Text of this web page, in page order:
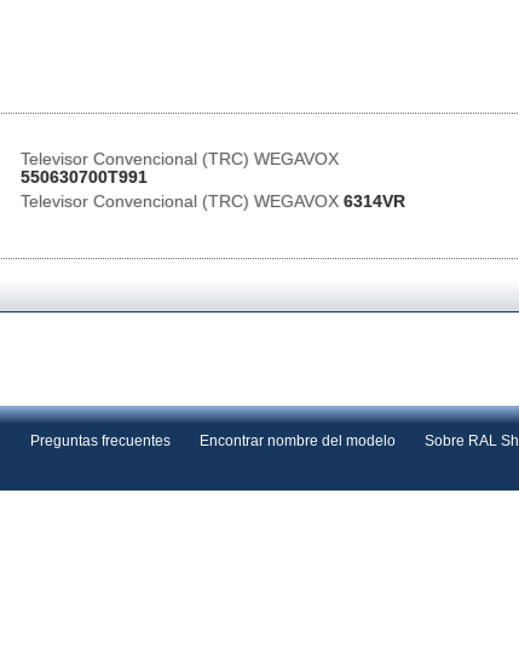
Televisor Convencional (TRC) WEGAVOX
550630700T991
Televisor Convencional (TRC) WEGAVOX 6314VR
Preguntas frecuentes Encontrar nombre del modelo Sobre RAL